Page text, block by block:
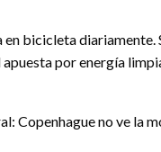
bicicleta diariamente.
por energía
Copenhague no ve la